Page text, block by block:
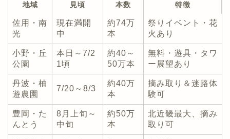
地域 見頃 本数 特徴
佐用・南
光
現在満開
中
約74万
本
祭りイベント・花
火あり
小野・丘
公園
本日～7/2
1頃
約40～
50万本
無料・遊具・タワ
ー展望あり
丹波・柚
遊農園
7/20～8/3
約40万
本
摘み取り＆迷路体
験可
豊岡・た
んとう
8月上旬～
中旬
約50万
本
北近畿最大、摘み
取り可